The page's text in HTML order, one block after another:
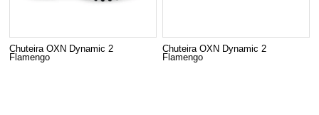
Chuteira OXN Dynamic 2
Flamengo
Chuteira OXN Dynamic 2
Flamengo